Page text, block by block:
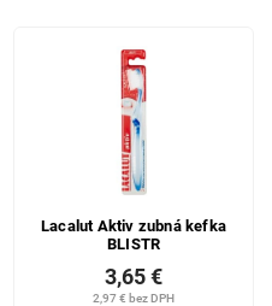
Lacalut Aktiv zubná kefka
BLISTR
2,97 € bez DPH
3,65 €